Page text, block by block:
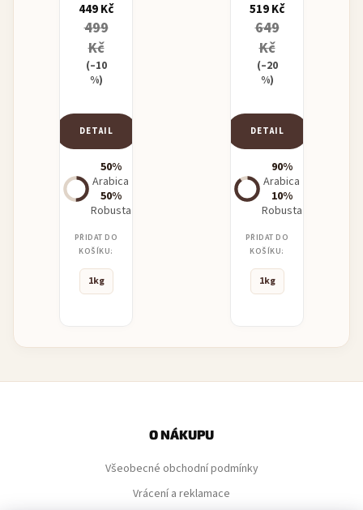
449 Kč
499
Kč
(–10
%)
DETAIL
50%
Arabica
50%
Robusta
PŘIDAT DO
KOŠÍKU:
1kg
519 Kč
649
Kč
(–20
%)
DETAIL
90%
Arabica
10%
Robusta
PŘIDAT DO
KOŠÍKU:
1kg
O NÁKUPU
Všeobecné obchodní podmínky
Vrácení a reklamace